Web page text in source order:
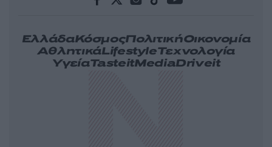
ΕλλάδαΚόσμοςΠολιτικήΟικονομία
ΑθλητικάLifestyleΤεχνολογία
ΥγείαTasteitMediaDriveit